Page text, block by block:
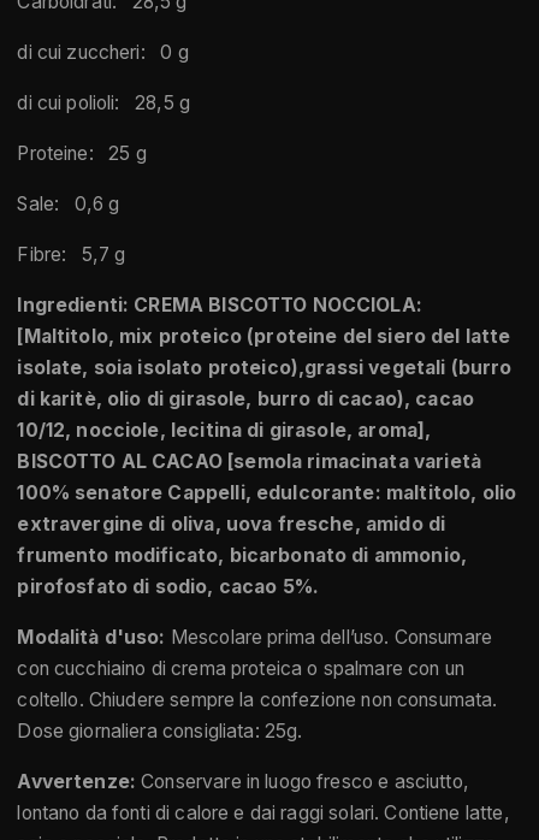
di cui zuccheri: 0 g
di cui polioli: 28,5 g
Proteine: 25 g
Sale: 0,6 g
Fibre: 5,7 g
Ingredienti: CREMA BISCOTTO NOCCIOLA:
[Maltitolo, mix proteico (proteine del siero del latte
isolate, soia isolato proteico),grassi vegetali (burro
di karitè, olio di girasole, burro di cacao), cacao
10/12, nocciole, lecitina di girasole, aroma],
BISCOTTO AL CACAO [semola rimacinata varietà
100% senatore Cappelli, edulcorante: maltitolo, olio
extravergine di oliva, uova fresche, amido di
frumento modificato, bicarbonato di ammonio,
pirofosfato di sodio, cacao 5%.
Modalità d'uso: Mescolare prima dell’uso. Consumare
con cucchiaino di crema proteica o spalmare con un
coltello. Chiudere sempre la confezione non consumata.
Dose giornaliera consigliata: 25g.
Avvertenze: Conservare in luogo fresco e asciutto,
lontano da fonti di calore e dai raggi solari. Contiene latte,